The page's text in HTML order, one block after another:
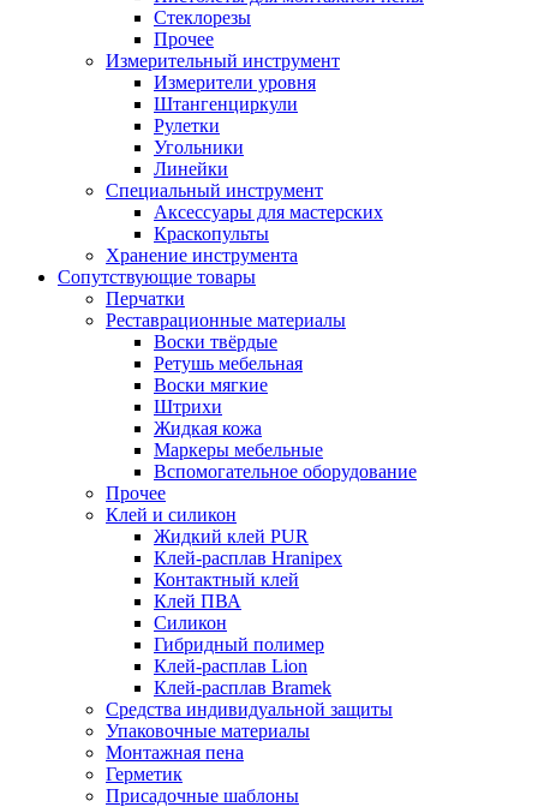
Стеклорезы
Прочее
Измерительный инструмент
Измерители уровня
Штангенциркули
Рулетки
Угольники
Линейки
Специальный инструмент
Аксессуары для мастерских
Краскопульты
Хранение инструмента
Сопутствующие товары
Перчатки
Реставрационные материалы
Воски твёрдые
Ретушь мебельная
Воски мягкие
Штрихи
Жидкая кожа
Маркеры мебельные
Вспомогательное оборудование
Прочее
Клей и силикон
Жидкий клей PUR
Клей-расплав Hranipex
Контактный клей
Клей ПВА
Силикон
Гибридный полимер
Клей-расплав Lion
Клей-расплав Bramek
Средства индивидуальной защиты
Упаковочные материалы
Монтажная пена
Герметик
Присадочные шаблоны